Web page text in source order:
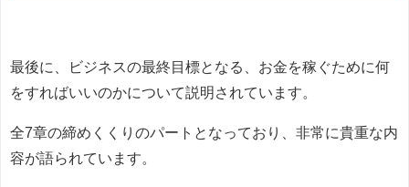
最後に、ビジネスの最終目標となる、お金を稼ぐために何
をすればいいのかについて説明されています。
全7章の締めくくりのパートとなっており、非常に貴重な内
容が語られています。